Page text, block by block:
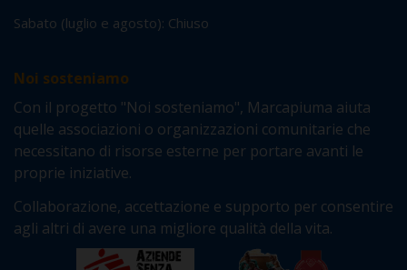
Sabato (luglio e agosto): Chiuso
Noi sosteniamo
Con il progetto "Noi sosteniamo", Marcapiuma aiuta
quelle associazioni o organizzazioni comunitarie che
necessitano di risorse esterne per portare avanti le
proprie iniziative.
Collaborazione, accettazione e supporto per consentire
agli altri di avere una migliore qualità della vita.